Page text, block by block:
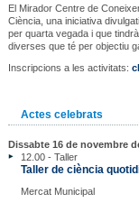
El Mirador Centre de
Ciència, una iniciativa
per quarta vegada i que
diverses que té per objectiu
Inscripcions a les activitats:
Actes celebrats
Dissabte 16 de novembre
12.00 - Taller
Taller de ciència
Mercat Municipal